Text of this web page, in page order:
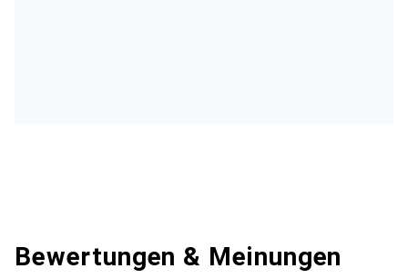
Bewertungen & Meinungen